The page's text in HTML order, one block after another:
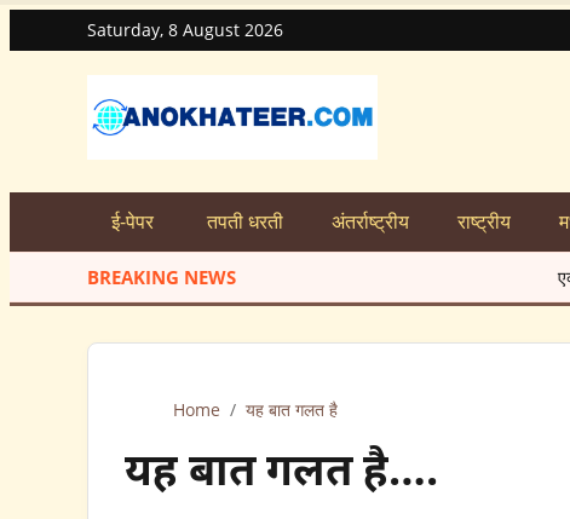
Saturday, 8 August 2026
ई-पेपर तपती धरती अंतर्राष्ट्रीय राष्ट्रीय
BREAKING NEWS
यादव, शिकायतें सुनते-सुनते सीएमएचओ सहित तीन को किया सस्पेंड रहटगांव
Home / यह बात गलत है
यह बात गलत है….